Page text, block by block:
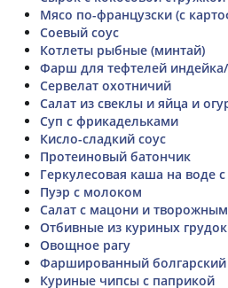
Мясо по-французски (с
Соевый соус
Котлеты рыбные (минтай)
Фарш для тефтелей
Сервелат охотничий
Салат из свеклы и яйца и
Суп с фрикадельками
Кисло-сладкий соус
Протеиновый батончик
Геркулесовая каша на воде
Пуэр с молоком
Салат с мацони и
Отбивные из куриных
Овощное рагу
Фаршированный
Куриные чипсы с паприкой